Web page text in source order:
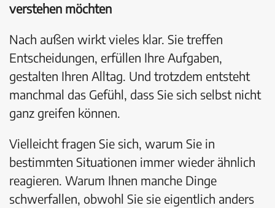
verstehen möchten
Nach außen wirkt vieles klar. Sie treffen
Entscheidungen, erfüllen Ihre Aufgaben,
gestalten Ihren Alltag. Und trotzdem entsteht
manchmal das Gefühl, dass Sie sich selbst nicht
ganz greifen können.
Vielleicht fragen Sie sich, warum Sie in
bestimmten Situationen immer wieder ähnlich
reagieren. Warum Ihnen manche Dinge
schwerfallen, obwohl Sie sie eigentlich anders